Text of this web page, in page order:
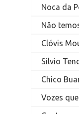
Noca da
Não
Clóvis
Silvio
Chico
Vozes